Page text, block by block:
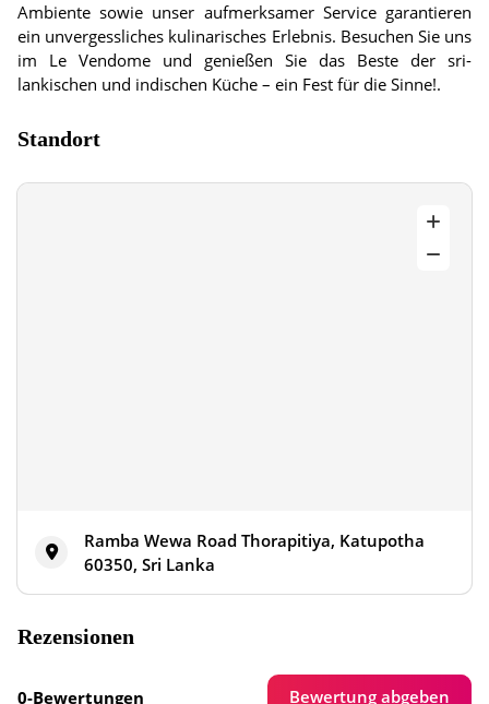
Ambiente sowie unser aufmerksamer Service garantieren
ein unvergessliches kulinarisches Erlebnis. Besuchen Sie uns
im Le Vendome und genießen Sie das Beste der sri-
lankischen und indischen Küche – ein Fest für die Sinne!.
Standort
Ramba Wewa Road Thorapitiya, Katupotha
60350, Sri Lanka
Rezensionen
0-Bewertungen Bewertung abgeben